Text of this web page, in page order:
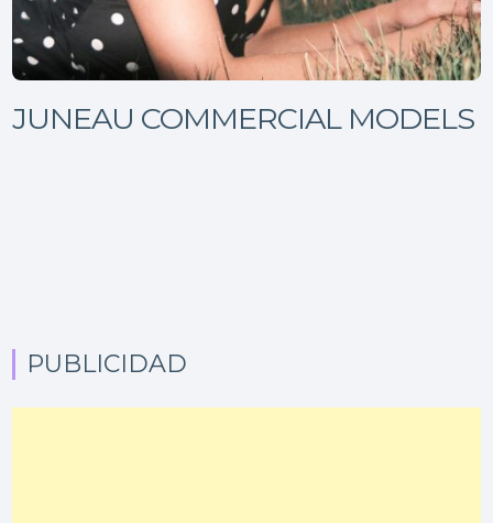
JUNEAU COMMERCIAL MODELS
PUBLICIDAD